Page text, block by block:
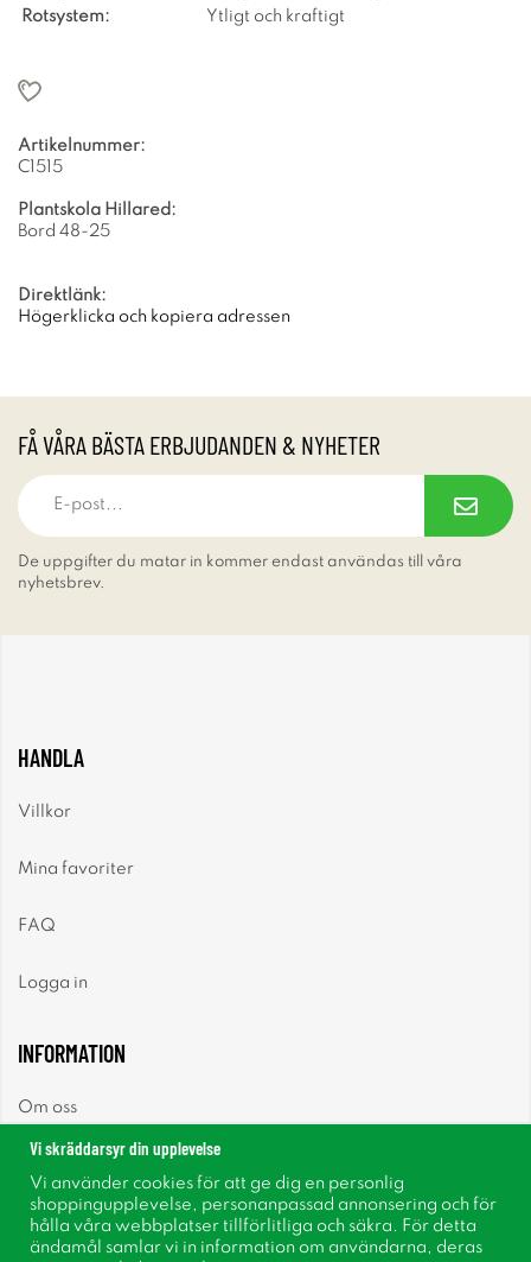
Rotsystem:
Ytligt och kraftigt
Artikelnummer:
C1515
Plantskola Hillared:
Bord 48-25
Direktlänk:
Högerklicka och kopiera adressen
FÅ VÅRA BÄSTA ERBJUDANDEN & NYHETER
De uppgifter du matar in kommer endast användas till våra
nyhetsbrev.
HANDLA
Villkor
Mina favoriter
FAQ
Logga in
INFORMATION
Om oss
Nyhetsbrev
Vi skräddarsyr din upplevelse
Vi använder cookies för att ge dig en personlig
shoppingupplevelse, personanpassad annonsering och för
hålla våra webbplatser tillförlitliga och säkra. För detta
ändamål samlar vi in information om användarna, deras